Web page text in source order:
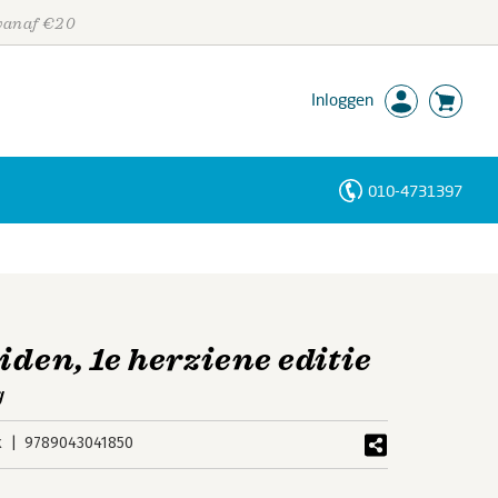
€20
Inloggen
010-4731397
1e herziene editie
9789043041850
Personen